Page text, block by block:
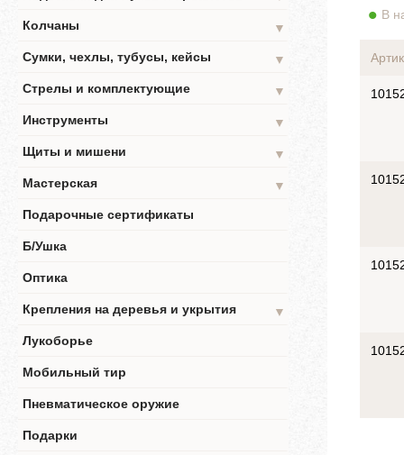
Колчаны
▼
Сумки, чехлы, тубусы, кейсы
▼
Стрелы и комплектующие
▼
Инструменты
▼
Щиты и мишени
▼
Мастерская
▼
Подарочные сертификаты
Б/Ушка
Оптика
Крепления на деревья и укрытия
▼
Лукоборье
Мобильный тир
Пневматическое оружие
Подарки
В